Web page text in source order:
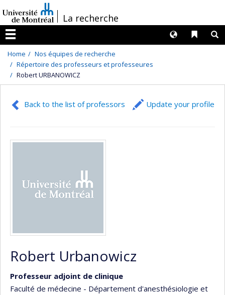
au
contenu
/La recherche
Menu
Liens
Langues
Home
Nos équipes de recherche
Répertoire des professeurs et professeures
Robert URBANOWICZ
Back to the list of professors Update your profile
Robert Urbanowicz
Professeur adjoint de clinique
Faculté de médecine - Département d'anesthésiologie et